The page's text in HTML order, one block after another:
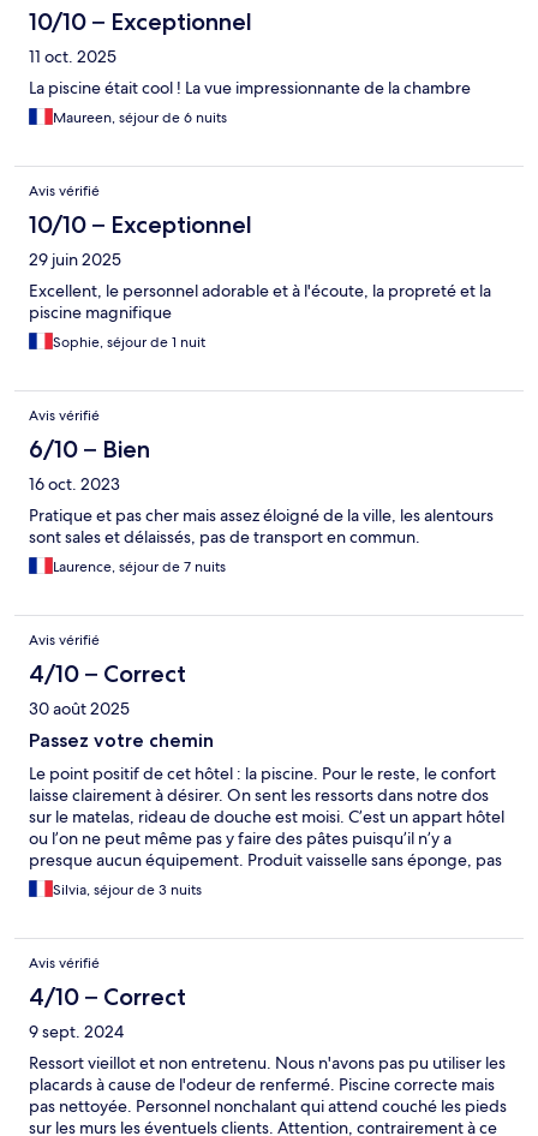
10/10 – Exceptionnel
11 oct. 2025
La piscine était cool ! La vue impressionnante de la chambre
Maureen, séjour de 6 nuits
Avis vérifié
10/10 – Exceptionnel
29 juin 2025
Excellent, le personnel adorable et à l'écoute, la propreté et la
piscine magnifique
Sophie, séjour de 1 nuit
Avis vérifié
6/10 – Bien
16 oct. 2023
Pratique et pas cher mais assez éloigné de la ville, les alentours
sont sales et délaissés, pas de transport en commun.
Laurence, séjour de 7 nuits
Avis vérifié
4/10 – Correct
30 août 2025
Passez votre chemin
Le point positif de cet hôtel : la piscine. Pour le reste, le confort
laisse clairement à désirer. On sent les ressorts dans notre dos
sur le matelas, rideau de douche est moisi. C’est un appart hôtel
ou l’on ne peut même pas y faire des pâtes puisqu’il n’y a
presque aucun équipement. Produit vaisselle sans éponge, pas
de torchon ni de gant pour sortir quelque chose du four. L’hôtel
n’est pas cher certes, mais rien que pour le confort du lit si j’avais
Silvia, séjour de 3 nuits
Avis vérifié
4/10 – Correct
9 sept. 2024
Ressort vieillot et non entretenu. Nous n'avons pas pu utiliser les
placards à cause de l'odeur de renfermé. Piscine correcte mais
pas nettoyée. Personnel nonchalant qui attend couché les pieds
sur les murs les éventuels clients. Attention, contrairement à ce